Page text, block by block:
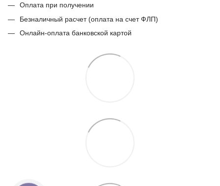
Оплата при получении
Безналичный расчет (оплата на счет ФЛП)
Онлайн-оплата банковской картой